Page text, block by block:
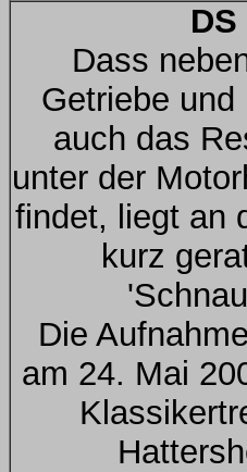
DS
Dass
Getriebe und
auch das
unter der
findet, liegt an
kurz
Die
am 24. Mai